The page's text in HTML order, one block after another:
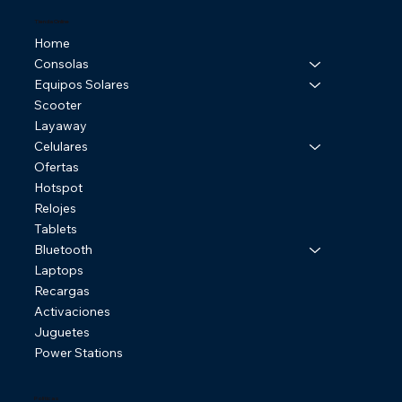
Tienda Online
Home
Consolas
Equipos Solares
Scooter
Layaway
Celulares
Ofertas
Hotspot
Relojes
Tablets
Bluetooth
Laptops
Recargas
Activaciones
Juguetes
Power Stations
Politicas